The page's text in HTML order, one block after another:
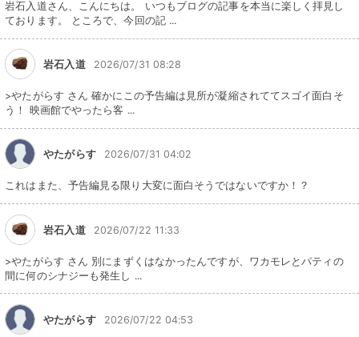
岩石入道さん、こんにちは。 いつもブログの記事を本当に楽しく拝見し
ております。 ところで、今回の記 ...
岩石入道 2026/07/31 08:28
>やたがらす さん 確かにこの予告編は見所が凝縮されててスゴイ面白そ
う！ 映画館でやったら客 ...
やたがらす 2026/07/31 04:02
これはまた、予告編見る限り大変に面白そうではないですか！？
岩石入道 2026/07/22 11:33
>やたがらす さん 別にまずくはなかったんですが、ワカモレとパティの
間に何のシナジーも発生し ...
やたがらす 2026/07/22 04:53